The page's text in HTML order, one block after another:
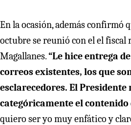
En la ocasión, además confirmó
octubre se reunió con el el fiscal
Magallanes.“Le hice entrega
correos existentes, los que
esclarecedores. El Presidente
categóricamente el contenido
quiero ser yo muy enfático y